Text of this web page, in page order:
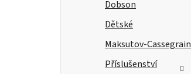
Dobson
Dětské
Maksutov-Cassegrain
Příslušenství